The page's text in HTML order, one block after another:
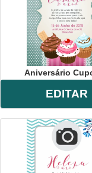
Aniversário
EDITAR